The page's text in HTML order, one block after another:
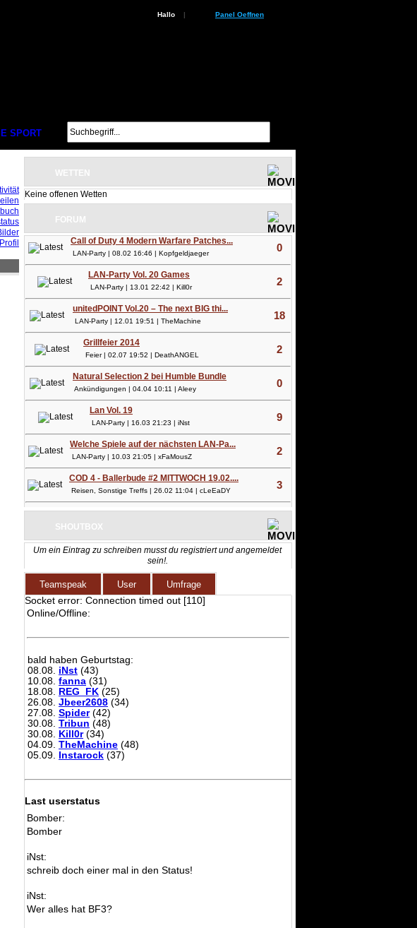
Hallo | Panel Oeffnen
E SPORT
Profil
WETTEN
Keine offenen Wetten
FORUM
Call of Duty 4 Modern Warfare Patches...
0
LAN-Party | 08.02 16:46 | Kopfgeldjaeger
LAN-Party Vol. 20 Games
2
LAN-Party | 13.01 22:42 | Kill0r
unitedPOINT Vol.20 – The next BIG thi...
18
LAN-Party | 12.01 19:51 | TheMachine
Grillfeier 2014
2
Feier | 02.07 19:52 | DeathANGEL
Natural Selection 2 bei Humble Bundle
0
Ankündigungen | 04.04 10:11 | Aleey
Lan Vol. 19
9
LAN-Party | 16.03 21:23 | iNst
Welche Spiele auf der nächsten LAN-Pa...
2
LAN-Party | 10.03 21:05 | xFaMousZ
COD 4 - Ballerbude #2 MITTWOCH 19.02....
3
Reisen, Sonstige Treffs | 26.02 11:04 | cLeEaDY
SHOUTBOX
Um ein Eintrag zu schreiben musst du registriert und angemeldet
sein!.
Teamspeak User Umfrage
Socket error: Connection timed out [110]
Online/Offline:
bald haben Geburtstag:
08.08. iNst (43)
10.08. fanna (31)
18.08. REG_FK (25)
26.08. Jbeer2608 (34)
27.08. Spider(42)
30.08. Tribun (48)
30.08. Kill0r(34)
04.09. TheMachine (48)
05.09. Instarock (37)
Last userstatus
Bomber:
Bomber
iNst:
schreib doch einer mal in den Status!
iNst:
Wer alles hat BF3?